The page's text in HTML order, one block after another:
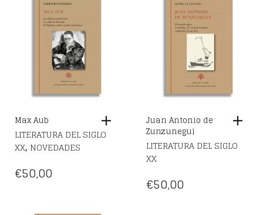
Max Aub
LITERATURA DEL SIGLO
XX, NOVEDADES
€50,00
Juan Antonio de
Zunzunegui
LITERATURA DEL SIGLO
XX
€50,00